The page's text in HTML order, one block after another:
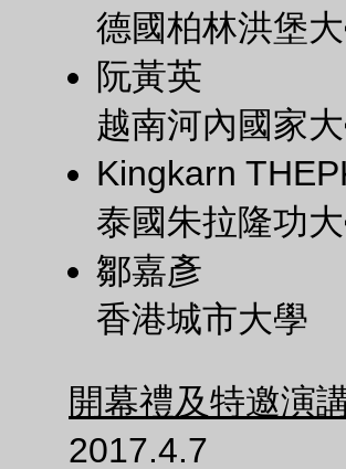
德國柏林洪堡
阮黃英
越南河內國家
Kingkarn
泰國朱拉隆功
鄒嘉彥
香港城市大學
開幕禮及特邀演
2017.4.7